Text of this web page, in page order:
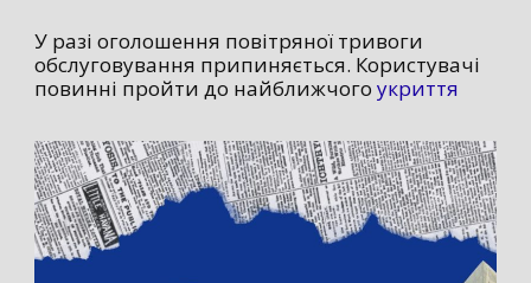
У разі оголошення повітряної тривоги
обслуговування припиняється. Користувачі
повинні пройти до найближчого укриття